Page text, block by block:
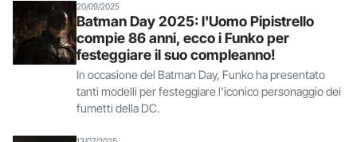
20/09/2025
Batman Day 2025: l'Uomo Pipistrello
compie 86 anni, ecco i Funko per
festeggiare il suo compleanno!
In occasione del Batman Day, Funko ha presentato
tanti modelli per festeggiare l'iconico personaggio dei
fumetti della DC.